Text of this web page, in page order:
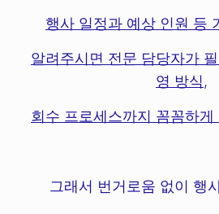
행사 일정과 예상 인원 등
알려주시면 전문 담당자가
영 방식,
회수 프로세스까지 꼼꼼하게
그래서 번거로움 없이 행